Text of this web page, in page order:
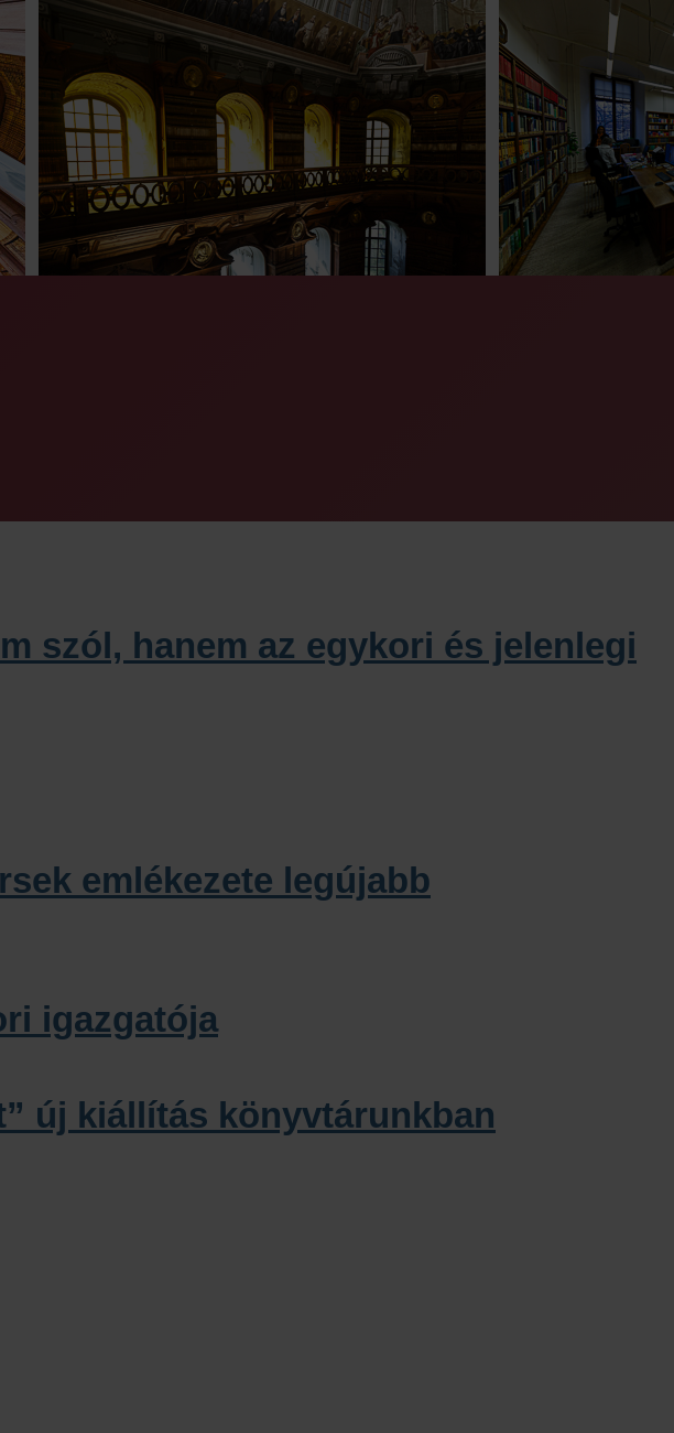
szól, hanem az egykori és jelenlegi
emlékezete legújabb
igazgatója
új kiállítás könyvtárunkban